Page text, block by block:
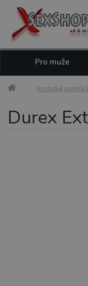
Pro muže
Erotické
Durex